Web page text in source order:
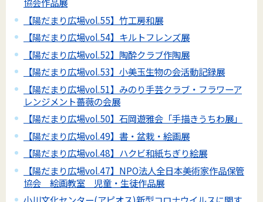
【陽だまり広場vol.55】竹工房和展
【陽だまり広場vol.54】キルトフレンズ展
【陽だまり広場vol.52】陶酔クラブ作陶展
【陽だまり広場vol.53】小美玉生物の会活動記録展
【陽だまり広場vol.51】みのり手芸クラブ・フラワーア
レンジメント薔薇の会展
【陽だまり広場vol.50】石岡遊雅会「手描きうちわ展」
【陽だまり広場vol.49】書・盆栽・絵画展
【陽だまり広場vol.48】ハクビ和紙ちぎり絵展
【陽だまり広場vol.47】NPO法人全日本美術家作品保管
協会 絵画教室 児童・生徒作品展